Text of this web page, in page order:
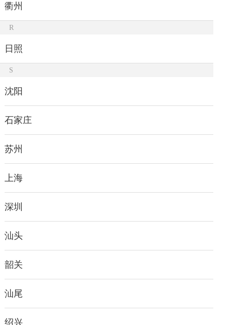
衢州
R
日照
S
沈阳
石家庄
苏州
上海
深圳
汕头
韶关
汕尾
绍兴